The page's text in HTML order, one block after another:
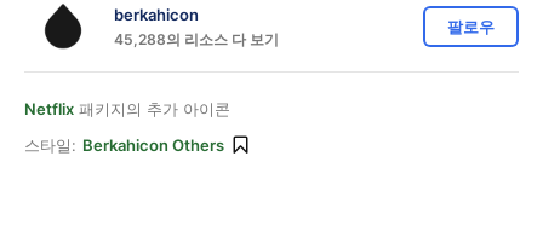
berkahicon
45,288의 리소스 다 보기
팔로우
Netflix 패키지의 추가 아이콘
스타일: Berkahicon Others